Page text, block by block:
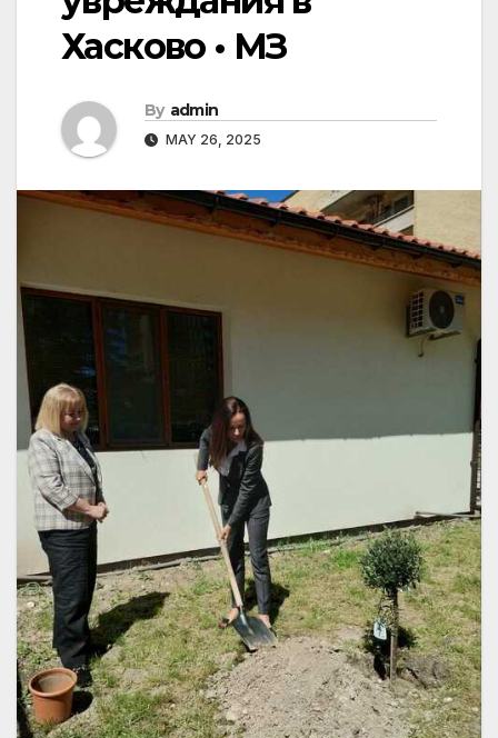
Хасково • МЗ
By admin
MAY 26, 2025